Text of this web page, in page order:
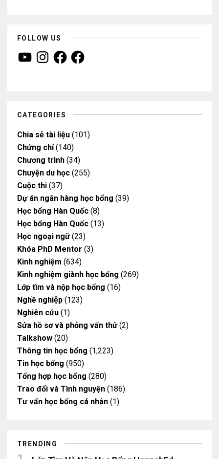
FOLLOW US
Y
o
n
m
F
a
F
a
CATEGORIES
Chia sẻ tài liệu (101)
Chứng chỉ(140)
Chương trình (34)
Chuyện du học (255)
Cuộc thi (37)
Dự án ngân hàng học bổng (39)
Học bổng Hàn Quốc (8)
Học bổng Hàn Quốc (13)
Học ngoại ngữ(23)
Khóa PhD Mentor (3)
Kinh nghiệm (634)
Kinh nghiệm giành học bổng (269)
Lớp tìm và nộp học bổng (16)
Nghề nghiệp (123)
Nghiên cứu (1)
Sửa hồ sơ và phỏng vấn thử(2)
Talkshow (20)
Thông tin học bổng (1,223)
Tin học bổng (950)
Tổng hợp học bổng (280)
Trao đổi và Tình nguyện (186)
Tư vấn học bổng cá nhân (1)
TRENDING